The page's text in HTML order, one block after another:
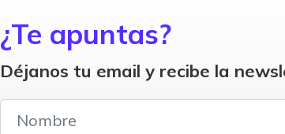
¿Te apuntas?
Déjanos tu email y recibe la